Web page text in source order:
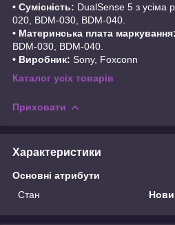
• Сумісність: DualSense 5 з усіма
020, BDM-030, BDM-040.
• Материнська плата маркування:
BDM-030, BDM-040.
• Виробник: Sony, Foxconn
Каталог усіх товарів
Приховати
Характеристики
Основні атрибути
Стан